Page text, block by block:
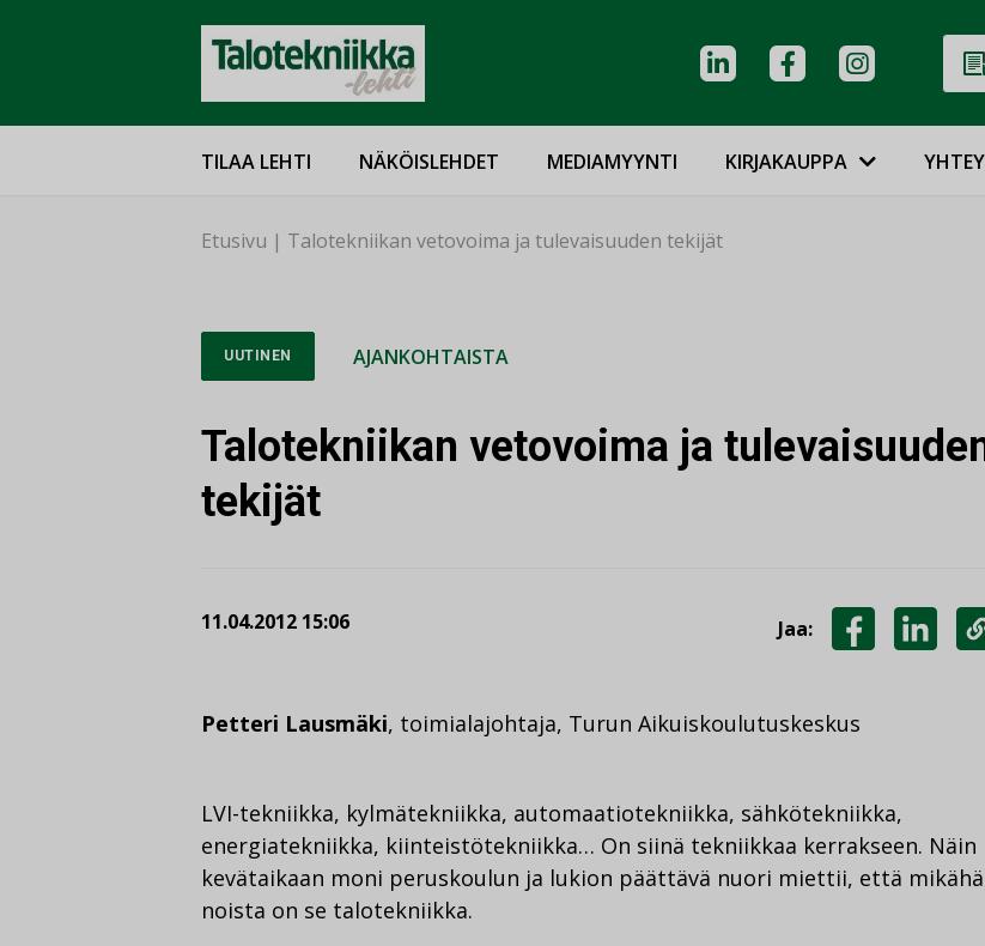
TILAA LEHTI NÄKÖISLEHDET MEDIAMYYNTI KIRJAKAUPPA
Etusivu | Talotekniikan vetovoima ja tulevaisuuden tekijät
UUTINEN AJANKOHTAISTA
Talotekniikan vetovoima ja
tekijät
11.04.2012 15:06 Jaa:
Petteri Lausmäki, toimialajohtaja, Turun Aikuiskoulutuskeskus
LVI-tekniikka, kylmätekniikka, automaatiotekniikka, sähkötekniikka,
energiatekniikka, kiinteistötekniikka… On siinä tekniikkaa kerrakseen. Näin
kevätaikaan moni peruskoulun ja lukion päättävä nuori miettii, että
noista on se talotekniikka.